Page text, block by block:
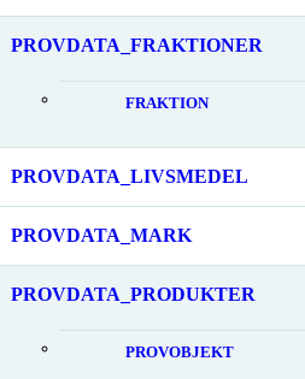
PROVDATA_FRAKTIONER
FRAKTION
PROVDATA_LIVSMEDEL
PROVDATA_MARK
PROVDATA_PRODUKTER
PROVOBJEKT